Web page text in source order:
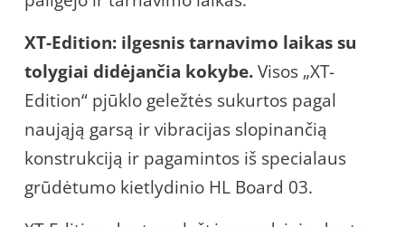
XT-Edition: ilgesnis tarnavimo laikas su
tolygiai didėjančia kokybe.Visos „XT-
Edition“ pjūklo geležtės sukurtos pagal
naująją garsą ir vibracijas slopinančią
konstrukciją ir pagamintos iš specialaus
grūdėtumo kietlydinio HL Board 03.